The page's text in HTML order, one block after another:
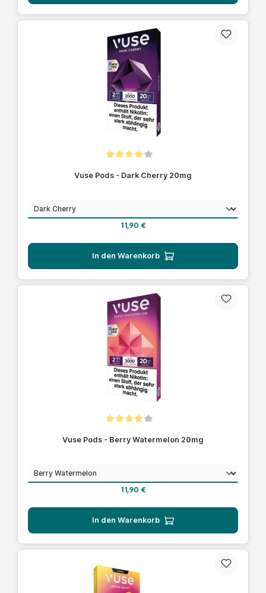
Vuse Pods - Dark Cherry 20mg
Geschmack
Regulärer Preis:
11,90 €
In den Warenkorb
Vuse Pods - Berry Watermelon 20mg
Geschmackauswählen
Regulärer Preis:
11,90 €
In den Warenkorb